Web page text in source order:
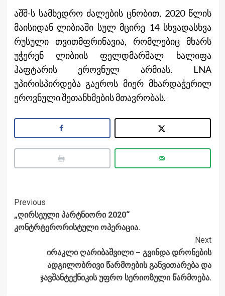
აშშ-ს სამხედრო ძალების ცნობით, 2020 წლის
მაისიდან ლიბიაში სულ მცირე 14 სხვადასხვა
რუსული თვითმფრინავია, რომლებიც მხარს
უჭერენ ლიბიის ფელდმარშალ ხალიფა
ჰაფტარის ეროვნულ არმიას. LNA
უპირისპირდება გაეროს მიერ მხარდაჭერილ
ეროვნული შეთანხმების მთავრობას.
Post
Navigation
Previous
„ღირსეული პარტნიორი 2020“
კონტრტერორისტული ოპერაცია.
Next
ირაკლი ღარიბაშვილი – გვინდა დრონების
ადგილობრივი წარმოების განვითარება და
ჯავშანტექნიკის უფრო სერიოზული წარმოება.